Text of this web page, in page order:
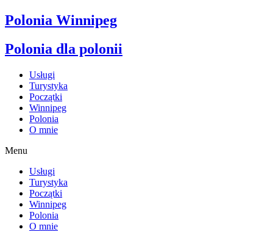
Polonia Winnipeg
Polonia dla polonii
Usługi
Turystyka
Początki
Winnipeg
Polonia
O mnie
Menu
Usługi
Turystyka
Początki
Winnipeg
Polonia
O mnie